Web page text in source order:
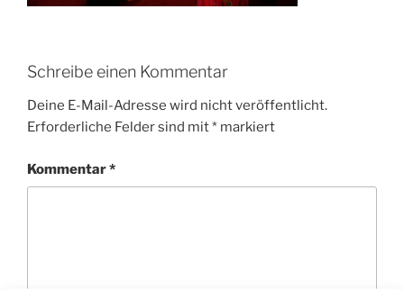
Schreibe einen Kommentar
Deine E-Mail-Adresse wird nicht veröffentlicht.
Erforderliche Felder sind mit* markiert
Kommentar*